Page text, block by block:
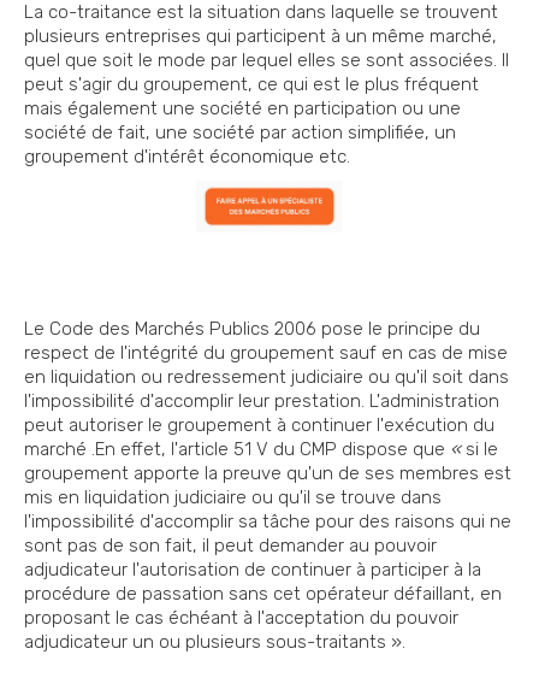
La co-traitance est la situation dans laquelle se trouvent
plusieurs entreprises qui participent à un même marché,
quel que soit le mode par lequel elles se sont associées. Il
peut s'agir du groupement, ce qui est le plus fréquent
mais également une société en participation ou une
société de fait, une société par action simplifiée, un
groupement d'intérêt économique etc.
Le Code des Marchés Publics 2006 pose le principe du
respect de l'intégrité du groupement sauf en cas de mise
en liquidation ou redressement judiciaire ou qu'il soit dans
l'impossibilité d'accomplir leur prestation. L'administration
peut autoriser le groupement à continuer l'exécution du
marché .En effet, l'article 51 V du CMP dispose que « si le
groupement apporte la preuve qu'un de ses membres est
mis en liquidation judiciaire ou qu'il se trouve dans
l'impossibilité d'accomplir sa tâche pour des raisons qui ne
sont pas de son fait, il peut demander au pouvoir
adjudicateur l'autorisation de continuer à participer à la
procédure de passation sans cet opérateur défaillant, en
proposant le cas échéant à l'acceptation du pouvoir
adjudicateur un ou plusieurs sous-traitants ».